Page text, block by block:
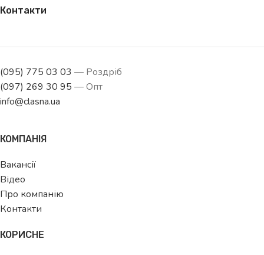
Контакти
(095) 775 03 03 — Роздріб
(097) 269 30 95 — Опт
info@clasna.ua
КОМПАНІЯ
Вакансії
Відео
Про компанію
Контакти
КОРИСНЕ